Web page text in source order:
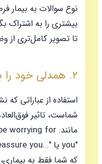
نوع سوالات به بیمار
بیشتری را به اشتراک
تا تصویر کامل‌تری
۲. همدلی خود را به نمایش بگذارید
استفاده از عباراتی
شماست، تاثیر
مانند:worrying for
you" یاyou..."
که شما فقط به